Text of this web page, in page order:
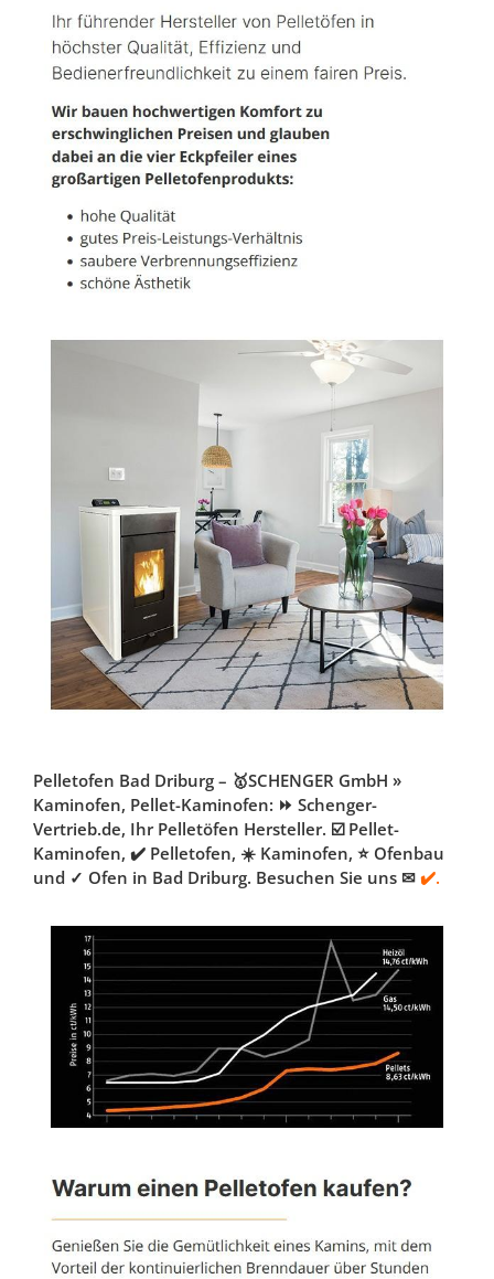
Pelletofen Bad Driburg – 🥇SCHENGER GmbH »
Kaminofen, Pellet-Kaminofen: ⏩ Schenger-
Vertrieb.de, Ihr Pelletöfen Hersteller. ☑️ Pellet-
Kaminofen, ✔️ Pelletofen, ☀️ Kaminofen, ⭐ Ofenbau
und ✓ Ofen in Bad Driburg. Besuchen Sie uns ✉ ✔️.